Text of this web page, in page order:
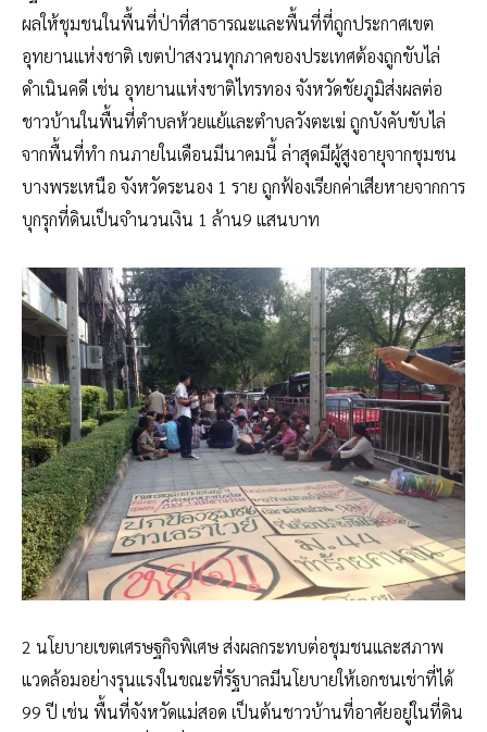
ผลให้ชุมชนในพื้นที่ป่าที่สาธารณะและพื้นที่ที่ถูกประกาศเขต
อุทยานแห่งชาติ เขตป่าสงวนทุกภาคของประเทศต้องถูกขับไล่
ดำเนินคดี เช่น อุทยานแห่งชาติไทรทอง จังหวัดชัยภูมิส่งผลต่อ
ชาวบ้านในพื้นที่ตำบลห้วยแย้และตำบลวังตะเฆ่ ถูกบังคับขับไล่
จากพื้นที่ทำ กนภายในเดือนมีนาคมนี้ ล่าสุดมีผู้สูงอายุจากชุมชน
บางพระเหนือ จังหวัดระนอง 1 ราย ถูกฟ้องเรียกค่าเสียหายจากการ
บุกรุกที่ดินเป็นจำนวนเงิน 1 ล้าน9 แสนบาท
2 นโยบายเขตเศรษฐกิจพิเศษ ส่งผลกระทบต่อชุมชนและสภาพ
แวดล้อมอย่างรุนแรงในขณะที่รัฐบาลมีนโยบายให้เอกชนเช่าที่ได้
99 ปี เช่น พื้นที่จังหวัดแม่สอด เป็นต้นชาวบ้านที่อาศัยอยู่ในที่ดิน